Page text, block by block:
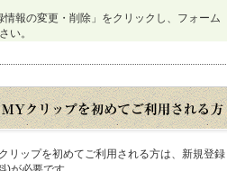
情報の変更・削除」をクリックし、フォーム
い。
リップを初めてご利用される方は、新規登録